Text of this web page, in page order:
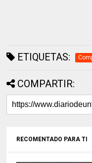
ETIQUETAS:
COMPARTIR:
RECOMENTADO PARA TI